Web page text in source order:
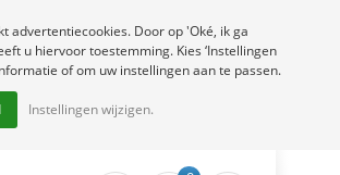
advertentiecookies. Door op 'Oké, ik ga
u hiervoor toestemming. Kies ‘Instellingen
of om uw instellingen aan te passen.
Instellingen wijzigen.